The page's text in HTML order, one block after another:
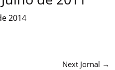
2014
Next Jornal →